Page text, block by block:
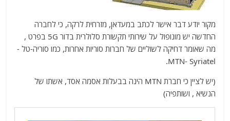
מקור יודע דבר אישר לכתב במעדאן, מזרחית לרקה, כי לחברה
החדשה יש מונופול על שירותי תקשורת סלולרית בדור 5G
בפרט ,
מה שאומר דחיקה לשוליים של חברות סוריות אחרות, כמו סוריה-טל -
MTN- Syriatel.
(יש לציין כי חברת MTN הינה בבעלות אסמה אסד, אשתו של
הנשיא , ושותפיה)